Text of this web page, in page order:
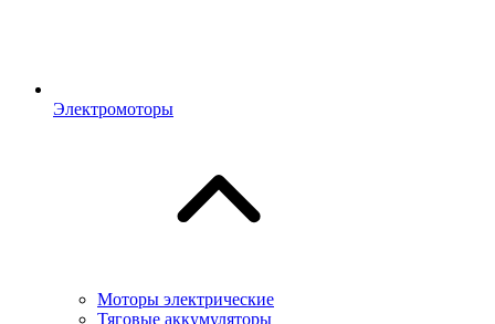
Электромоторы
Моторы электрические
Тяговые аккумуляторы